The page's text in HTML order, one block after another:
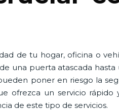
de tu hogar, oficina o
una puerta atascada
poner en riesgo la
ofrezca un servicio
de este tipo de servicios.